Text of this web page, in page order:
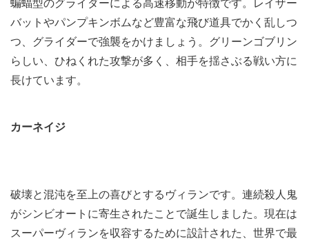
バットやパンプキンボムなど豊富な飛び道具でかく乱しつ
つ、グライダーで強襲をかけましょう。グリーンゴブリン
らしい、ひねくれた攻撃が多く、相手を揺さぶる戦い方に
長けています。
カーネイジ
破壊と混沌を至上の喜びとするヴィランです。連続殺人鬼
がシンビオートに寄生されたことで誕生しました。現在は
スーパーヴィランを収容するために設計された、世界で最